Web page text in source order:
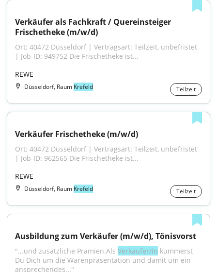
Verkäufer als Fachkraft / Quereinsteiger
Frischetheke (m/w/d)
Ort: 40472 Düsseldorf | Vertragsart: Teilzeit, unbefristet
| Job-ID: 949752 Die Frischetheke ist...
REWE
Düsseldorf, Raum Krefeld Teilzeit
Verkäufer Frischetheke (m/w/d)
Ort: 40472 Düsseldorf | Vertragsart: Teilzeit, unbefristet
| Job-ID: 962565 Die Frischetheke ist...
REWE
Düsseldorf, Raum Krefeld Teilzeit
Ausbildung zum Verkäufer (m/w/d), Tönisvorst
"...und zusätzliche Prämien.Als Verkäufer/in kümmerst
Du Dich um die Warenpräsentation und damit um ein
ansprechendes..."